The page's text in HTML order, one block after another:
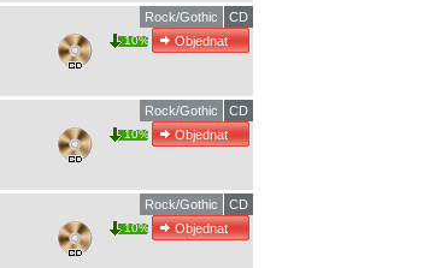
CD
Rock/Gothic
10%
CD
Rock/Gothic
10%
CD
Rock/Gothic
10%